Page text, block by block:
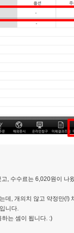
, 수수료는 6,020원이 나
데, 개의치 않고 약정만(!)
니다.
는 셈이 됩니다. :)